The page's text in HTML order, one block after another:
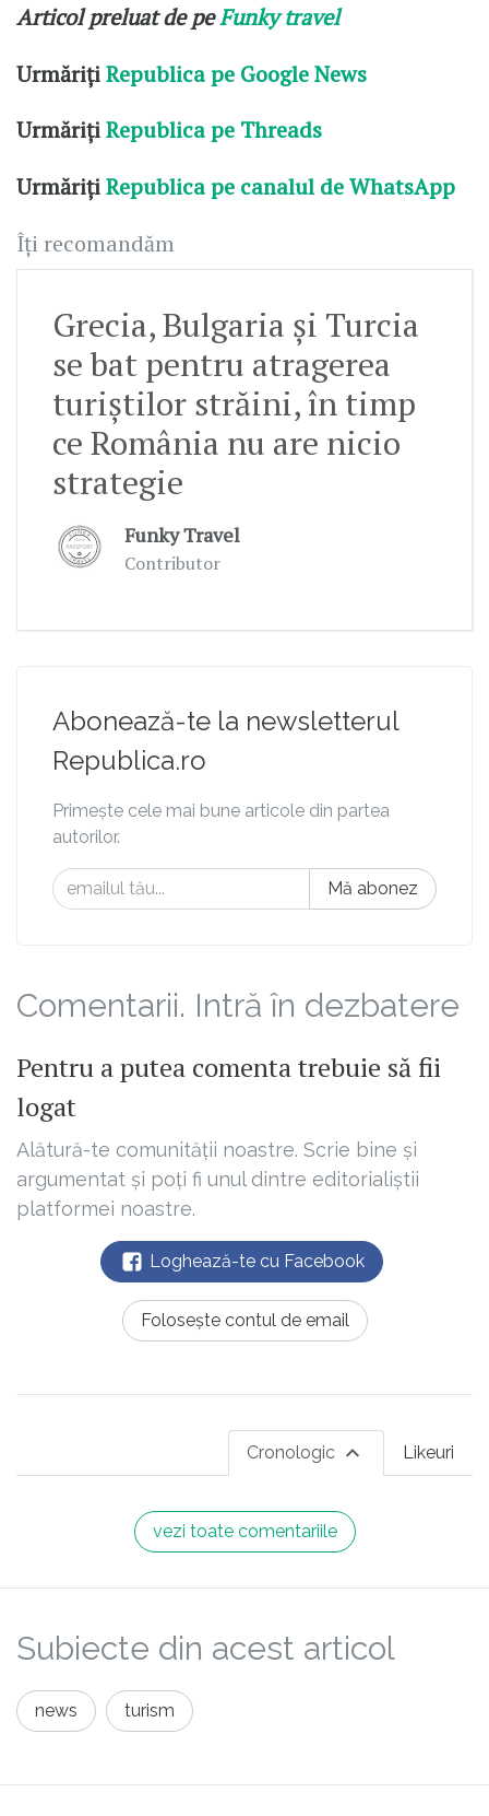
Articol preluat de peFunky travel
UrmărițiRepublica pe Google News
UrmărițiRepublica pe Threads
UrmărițiRepublica pe canalul de WhatsApp
Îți recomandăm
Grecia, Bulgaria și Turcia
se bat pentru atragerea
turiștilor străini, în timp
ce România nu are nicio
strategie
Funky Travel
Contributor
Abonează-te la newsletterul
Republica.ro
Primește cele mai bune articole din partea
autorilor.
Mă abonez
Comentarii. Intră în dezbatere
Pentru a putea comenta trebuie să fii
logat
Alătură-te comunității noastre. Scrie bine și
argumentat și poți fi unul dintre editorialiștii
platformei noastre.
Loghează-te cu Facebook
Folosește contul de email
Likeuri
Cronologic
vezi toate comentariile
Subiecte din acest articol
news turism